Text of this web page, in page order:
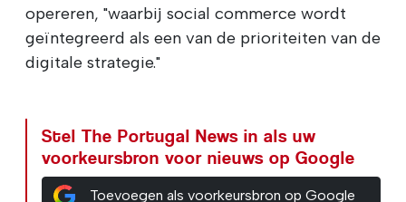
opereren, "waarbij social commerce wordt
geïntegreerd als een van de prioriteiten van de
digitale strategie."
Stel The Portugal News in als uw
voorkeursbron voor nieuws op Google
Toevoegen als voorkeursbron op Google